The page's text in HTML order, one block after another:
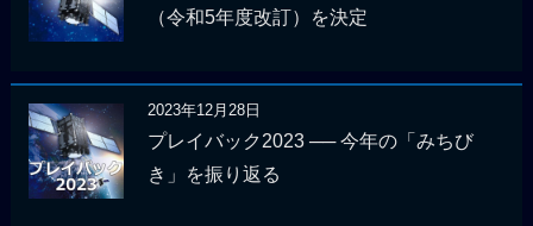
（令和5年度改訂）を決定
2023年12月28日
プレイバック2023 ── 今年の「みちび
き」を振り返る